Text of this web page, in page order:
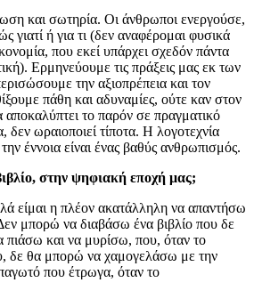
και σωτηρία. Οι άνθρωποι ενεργούσε,
γιατί ή για τι (δεν αναφέρομαι φυσικά
που εκεί υπάρχει σχεδόν πάντα
Ερμηνεύουμε τις πράξεις μας εκ των
την αξιοπρέπεια και τον
πάθη και αδυναμίες, ούτε καν στον
αποκαλύπτει το παρόν σε πραγματικό
δεν ωραιοποιεί τίποτα. Η λογοτεχνία
έννοια είναι ένας βαθύς ανθρωπισμός.
στην ψηφιακή εποχή μας;
είμαι η πλέον ακατάλληλη να απαντήσω
μπορώ να διαβάσω ένα βιβλίο που δε
πιάσω και να μυρίσω, που, όταν το
δε θα μπορώ να χαμογελάσω με την
που έτρωγα, όταν το